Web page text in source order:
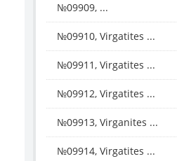
№09909, ...
№09910, Virgatites ...
№09911, Virgatites ...
№09912, Virgatites ...
№09913, Virganites ...
№09914, Virgatites ...